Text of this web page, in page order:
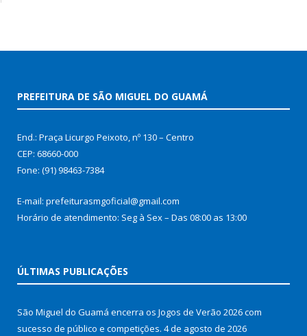
PREFEITURA DE SÃO MIGUEL DO GUAMÁ
End.: Praça Licurgo Peixoto, nº 130 – Centro
CEP: 68660-000
Fone: (91) 98463-7384
E-mail: prefeiturasmgoficial@gmail.com
Horário de atendimento: Seg à Sex – Das 08:00 as 13:00
ÚLTIMAS PUBLICAÇÕES
São Miguel do Guamá encerra os Jogos de Verão 2026 com
sucesso de público e competições. 4 de agosto de 2026